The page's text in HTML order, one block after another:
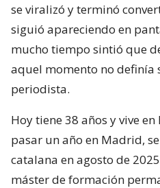
se viralizó y terminó
siguió apareciendo en
mucho tiempo sintió que
aquel momento no definía
periodista.
Hoy tiene 38 años y vive
pasar un año en Madrid,
catalana en agosto de
máster de formación